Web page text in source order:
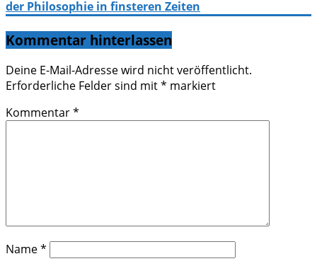
der Philosophie in finsteren Zeiten
Kommentar hinterlassen
Deine E-Mail-Adresse wird nicht veröffentlicht.
Erforderliche Felder sind mit* markiert
Kommentar*
Name*